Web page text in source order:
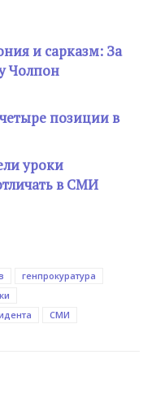
и сарказм: За
Чолпон
позиции в
уроки
в СМИ
генпрокуратура
СМИ